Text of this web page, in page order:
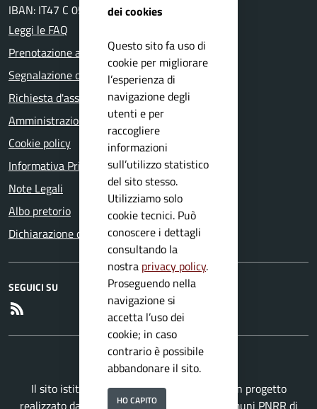
IBAN: IT47 C 05116 54280 0000 000 14800
Leggi le FAQ
Prenotazione appuntamento
Segnalazione disservizio
Richiesta d'assistenza
Amministrazione trasparente
Cookie policy
Informativa Privacy
Note Legali
Albo pretorio
Dichiarazione di accessibilità
SEGUICI SU
Il sito istituzionale del Comune di Mura è un progetto
realizzato da
Secoval srlcon la Soluzione Comuni PNRR di
dei cookies
Questo sito fa uso di
cookie per migliorare
l’esperienza di
navigazione degli
utenti e per
raccogliere
informazioni
sull’utilizzo statistico
del sito stesso.
Utilizziamo solo
cookie tecnici. Può
conoscere i dettagli
consultando la
nostra privacy policy.
Proseguendo nella
navigazione si
accetta l’uso dei
cookie; in caso
contrario è possibile
abbandonare il sito.
HO CAPITO